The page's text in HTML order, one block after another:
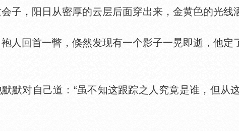
，阳日从密厚的云层后面穿出来，金黄 的光线
回首一瞥，倏然发现有一个影子一晃即逝，他定
对自己道：“虽不知这跟踪之人究竟是谁，但从